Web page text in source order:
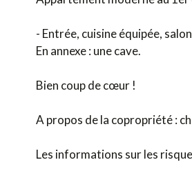
- Entrée, cuisine équipée,
En annexe : une cave.
Bien coup de cœur !
A propos de la copropriété :
Les informations sur les